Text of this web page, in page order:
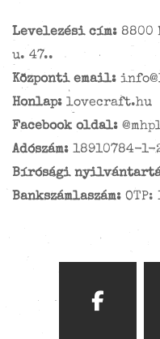
Levelezési cím: 8800
u. 47..
Központi email:
Honlap: lovecraft.hu
Facebook oldal:
Adószám: 18910784-1-
Bírósági
Bankszámlaszám: OTP: